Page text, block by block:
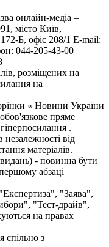
онлайн-медіа –
місто Київ,
Б, офіс 208/1 E-mail:
044-205-43-00
розміщених на
на
« Новини України
пряме
.
від
матеріалів.
- повинна бути
абзаці
"Заява",
"Тест-драйв",
на правах
спільно з